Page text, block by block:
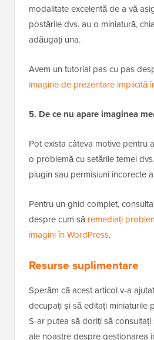
modalitate excelentă de a vă
postările dvs. au o miniatură,
adăugați una.
Avem un tutorial pas cu pas
imagine de prezentare implicită
5. De ce nu apare imaginea
Pot exista câteva motive pentru
o problemă cu setările temei
plugin sau permisiuni incorecte
Pentru un ghid complet,
despre cum săremediați
imagini în WordPress.
Resurse suplimentare
Sperăm că acest articol v-a
decupați și să editați miniaturile
S-ar putea să doriți să
ale noastre despre gestionarea